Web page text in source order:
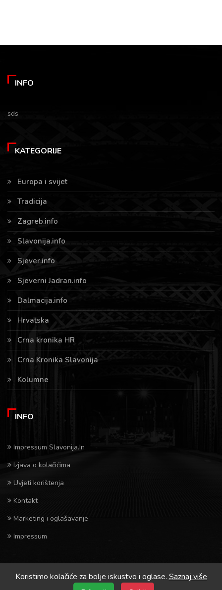
INFO
sds
KATEGORIJE
Europa i svijet
Tradicija
Zagreb.info
Slavonija.info
Sjever.info
Sjeverni Jadran.info
Dalmacija.info
Hrvatska
Crna kronika HR
Crna Kronika Slavonija
Kolumne
INFO
Impressum Slavonija.In
Izjava o kolačićima
Uvjeti korištenja
Kontakt
Marketing i oglašavanje
Impressum
Koristimo kolačiće za bolje iskustvo i oglase. Saznaj više